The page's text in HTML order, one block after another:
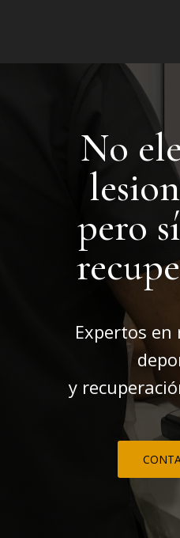
No
pero
Expertos
y